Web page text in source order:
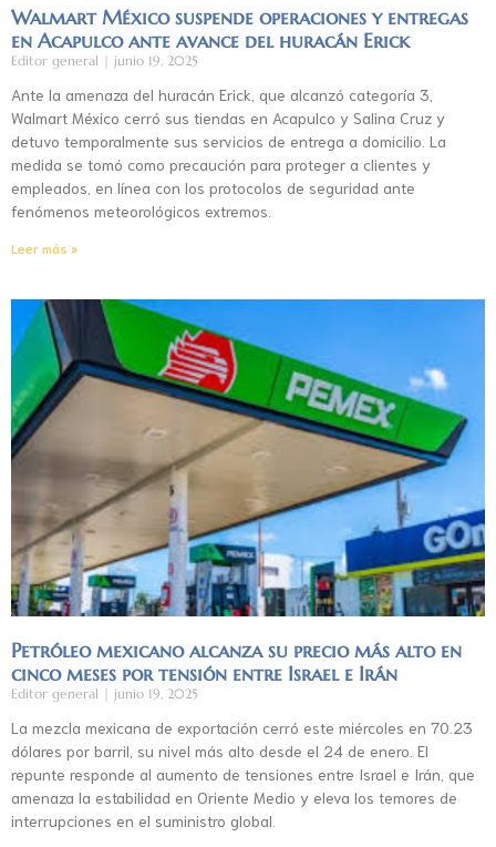
Walmart México suspende operaciones y entregas
en Acapulco ante avance del huracán Erick
Editor general junio 19, 2025
Ante la amenaza del huracán Erick, que alcanzó categoría 3,
Walmart México cerró sus tiendas en Acapulco y Salina Cruz y
detuvo temporalmente sus servicios de entrega a domicilio. La
medida se tomó como precaución para proteger a clientes y
empleados, en línea con los protocolos de seguridad ante
fenómenos meteorológicos extremos.
Leer más »
Petróleo mexicano alcanza su precio más alto en
cinco meses por tensión entre Israel e Irán
Editor general junio 19, 2025
La mezcla mexicana de exportación cerró este miércoles en 70.23
dólares por barril, su nivel más alto desde el 24 de enero. El
repunte responde al aumento de tensiones entre Israel e Irán, que
amenaza la estabilidad en Oriente Medio y eleva los temores de
interrupciones en el suministro global.